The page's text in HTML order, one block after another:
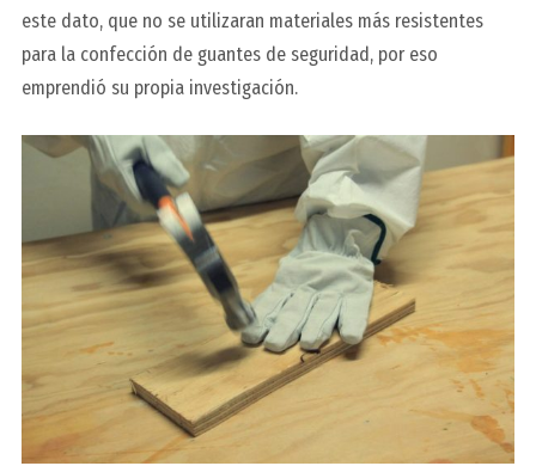
este dato, que no se utilizaran materiales más resistentes
para la confección de guantes de seguridad, por eso
emprendió su propia investigación.